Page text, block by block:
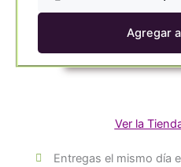
Orquideas
Agregar
Ver la
Entregas el mismo día